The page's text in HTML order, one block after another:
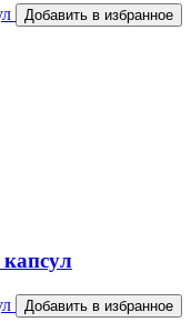
Добавить в избранное
Добавить в избранное